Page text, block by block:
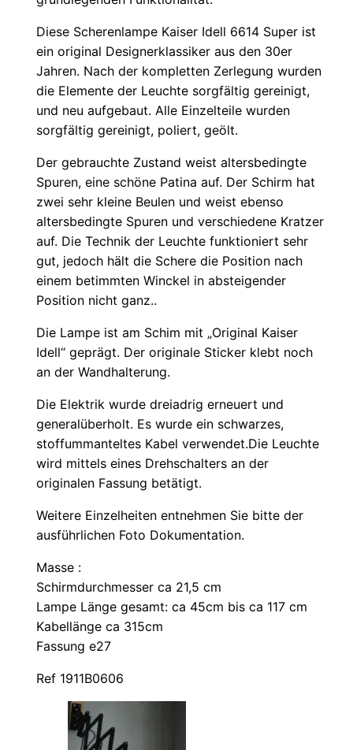
Diese Scherenlampe Kaiser Idell 6614 Super ist
ein original Designerklassiker aus den 30er
Jahren. Nach der kompletten Zerlegung wurden
die Elemente der Leuchte sorgfältig gereinigt,
und neu aufgebaut. Alle Einzelteile wurden
sorgfältig gereinigt, poliert, geölt.
Der gebrauchte Zustand weist altersbedingte
Spuren, eine schöne Patina auf. Der Schirm hat
zwei sehr kleine Beulen und weist ebenso
altersbedingte Spuren und verschiedene Kratzer
auf. Die Technik der Leuchte funktioniert sehr
gut, jedoch hält die Schere die Position nach
einem betimmten Winckel in absteigender
Position nicht ganz..
Die Lampe ist am Schim mit „Original Kaiser
Idell“ geprägt. Der originale Sticker klebt noch
an der Wandhalterung.
Die Elektrik wurde dreiadrig erneuert und
generalüberholt. Es wurde ein schwarzes,
stoffummanteltes Kabel verwendet.Die Leuchte
wird mittels eines Drehschalters an der
originalen Fassung betätigt.
Weitere Einzelheiten entnehmen Sie bitte der
ausführlichen Foto Dokumentation.
Masse :
Schirmdurchmesser ca 21,5 cm
Lampe Länge gesamt: ca 45cm bis ca 117 cm
Kabellänge ca 315cm
Fassung e27
Ref 1911B0606